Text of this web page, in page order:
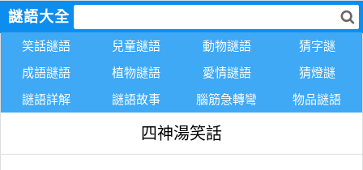
謎語大全
笑話謎語 兒童謎語 動物謎語
猜字謎
成語謎語
植物謎語 愛情謎語
猜燈謎
謎語詳解
謎語故事 腦筋急轉彎 物品謎語
四神湯笑話